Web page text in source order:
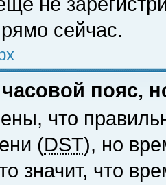
сейчас.
пояс,
что
(DST), но
значит, что